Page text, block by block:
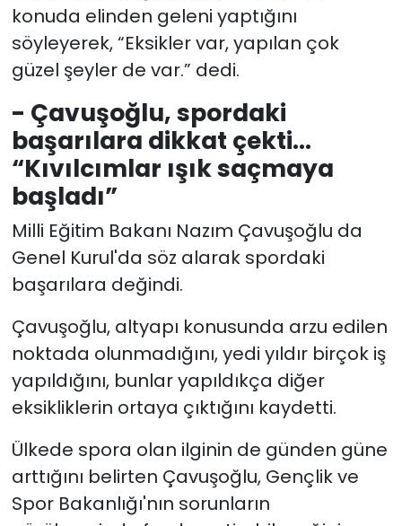
konuda elinden geleni yaptığını
söyleyerek, “Eksikler var, yapılan çok
güzel şeyler de var.” dedi.
- Çavuşoğlu, spordaki
başarılara dikkat çekti…
“Kıvılcımlar ışık saçmaya
başladı”
Milli Eğitim Bakanı Nazım Çavuşoğlu da
Genel Kurul'da söz alarak spordaki
başarılara değindi.
Çavuşoğlu, altyapı konusunda arzu edilen
noktada olunmadığını, yedi yıldır birçok iş
yapıldığını, bunlar yapıldıkça diğer
eksikliklerin ortaya çıktığını kaydetti.
Ülkede spora olan ilginin de günden güne
arttığını belirten Çavuşoğlu, Gençlik ve
Spor Bakanlığı'nın sorunların